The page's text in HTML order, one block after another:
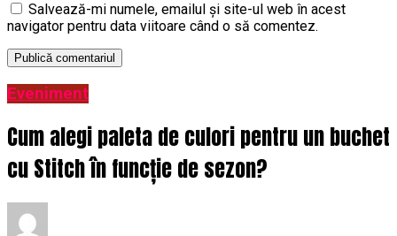
Salvează-mi numele, emailul și site-ul web în acest
navigator pentru data viitoare când o să comentez.
Eveniment
Cum alegi paleta de culori pentru un buchet
cu Stitch în funcție de sezon?